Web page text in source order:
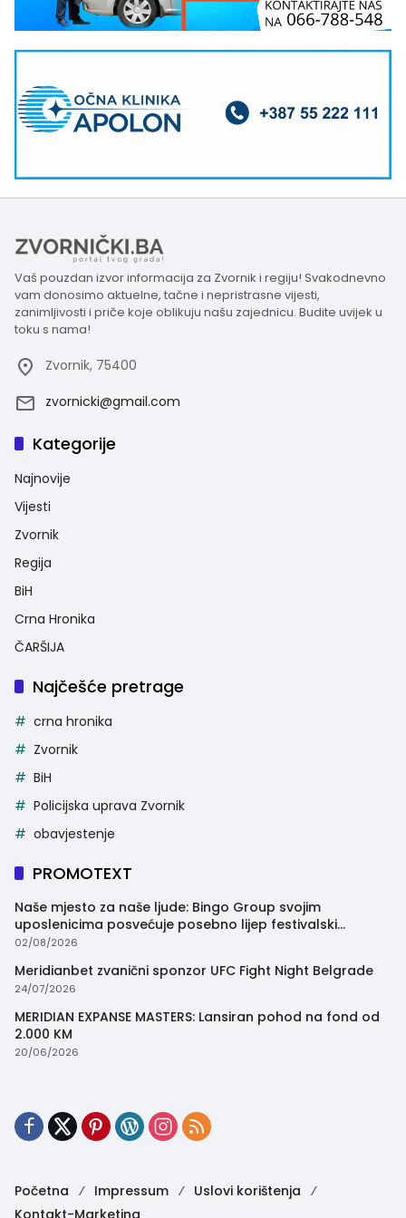
Vaš pouzdan izvor informacija za Zvornik i regiju! Svakodnevno
vam donosimo aktuelne, tačne i nepristrasne vijesti,
zanimljivosti i priče koje oblikuju našu zajednicu. Budite uvijek u
toku s nama!
Zvornik, 75400
zvornicki@gmail.com
Kategorije
Najnovije
Vijesti
Zvornik
Regija
BiH
Crna Hronika
ČARŠIJA
Najčešće pretrage
crna hronika
Zvornik
BiH
Policijska uprava Zvornik
obavjestenje
PROMOTEXT
Naše mjesto za naše ljude: Bingo Group svojim
uposlenicima posvećuje posebno lijep festivalski
trenutak
02/08/2026
Meridianbet zvanični sponzor UFC Fight Night Belgrade
24/07/2026
MERIDIAN EXPANSE MASTERS: Lansiran pohod na fond od
2.000 KM
20/06/2026
Početna Impressum
Uslovi korištenja
Kontakt-Marketing